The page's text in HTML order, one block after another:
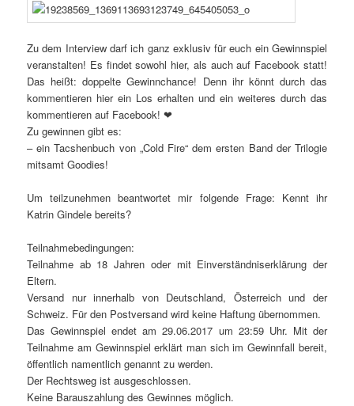
Zu dem Interview darf ich ganz exklusiv für euch ein Gewinnspiel
veranstalten! Es findet sowohl hier, als auch auf Facebook statt!
Das heißt: doppelte Gewinnchance! Denn ihr könnt durch das
kommentieren hier ein Los erhalten und ein weiteres durch das
kommentieren auf Facebook! ❤
Zu gewinnen gibt es:
– ein Tacshenbuch von „Cold Fire“ dem ersten Band der Trilogie
mitsamt Goodies!
Um teilzunehmen beantwortet mir folgende Frage: Kennt ihr
Katrin Gindele bereits?
Teilnahmebedingungen:
Teilnahme ab 18 Jahren oder mit Einverständniserklärung der
Eltern.
Versand nur innerhalb von Deutschland, Österreich und der
Schweiz. Für den Postversand wird keine Haftung übernommen.
Das Gewinnspiel endet am 29.06.2017 um 23:59 Uhr. Mit der
Teilnahme am Gewinnspiel erklärt man sich im Gewinnfall bereit,
öffentlich namentlich genannt zu werden.
Der Rechtsweg ist ausgeschlossen.
Keine Barauszahlung des Gewinnes möglich.